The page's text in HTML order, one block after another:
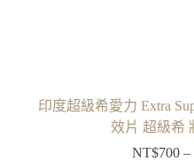
印度超級希愛力 Extra
效片 超級希
NT$700 –